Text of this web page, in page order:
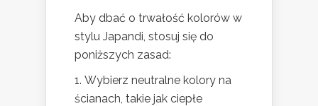
Aby dbać o trwałość kolorów w
stylu Japandi, stosuj się do
poniższych zasad:
Wybierz neutralne kolory na
ścianach, takie jak ciepłe